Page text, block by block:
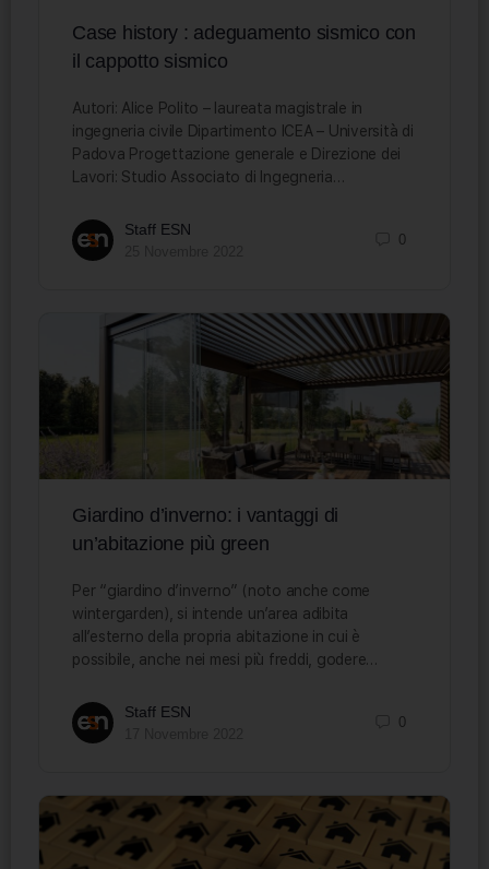
Case history : adeguamento sismico con
il cappotto sismico
Autori: Alice Polito – laureata magistrale in
ingegneria civile Dipartimento ICEA – Università di
Padova Progettazione generale e Direzione dei
Lavori: Studio Associato di Ingegneria…
Staff ESN
0
Giardino d’inverno: i vantaggi di
un’abitazione più green
Per “giardino d’inverno” (noto anche come
wintergarden), si intende un’area adibita
all’esterno della propria abitazione in cui è
possibile, anche nei mesi più freddi, godere…
Staff ESN
0